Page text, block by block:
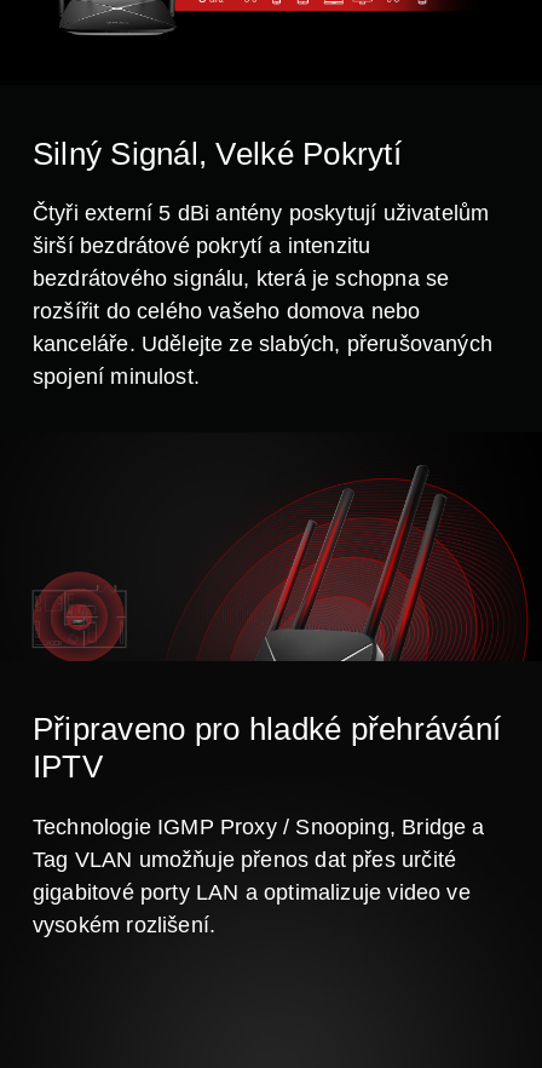
Silný Signál, Velké Pokrytí
Čtyři externí 5 dBi antény poskytují uživatelům
širší bezdrátové pokrytí a intenzitu
bezdrátového signálu, která je schopna se
rozšířit do celého vašeho domova nebo
kanceláře. Udělejte ze slabých, přerušovaných
spojení minulost.
Připraveno pro hladké přehrávání
IPTV
Technologie IGMP Proxy / Snooping, Bridge a
Tag VLAN umožňuje přenos dat přes určité
gigabitové porty LAN a optimalizuje video ve
vysokém rozlišení.